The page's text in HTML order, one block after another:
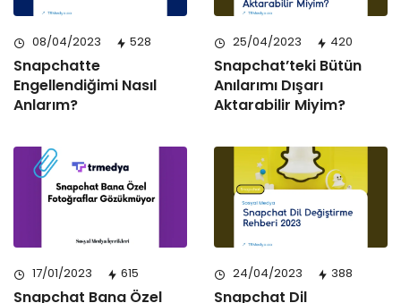
08/04/2023 528
Snapchatte
Engellendiğimi Nasıl
Anlarım?
25/04/2023 420
Snapchat’teki Bütün
Anılarımı Dışarı
Aktarabilir Miyim?
17/01/2023 615
Snapchat Bana Özel
24/04/2023 388
Snapchat Dil